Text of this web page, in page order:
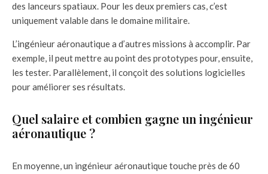
des lanceurs spatiaux. Pour les deux premiers cas, c’est
uniquement valable dans le domaine militaire.
L’ingénieur aéronautique a d’autres missions à accomplir. Par
exemple, il peut mettre au point des prototypes pour, ensuite,
les tester. Parallèlement, il conçoit des solutions logicielles
pour améliorer ses résultats.
Quel salaire et combien gagne un ingénieur
aéronautique ?
En moyenne, un ingénieur aéronautique touche près de 60